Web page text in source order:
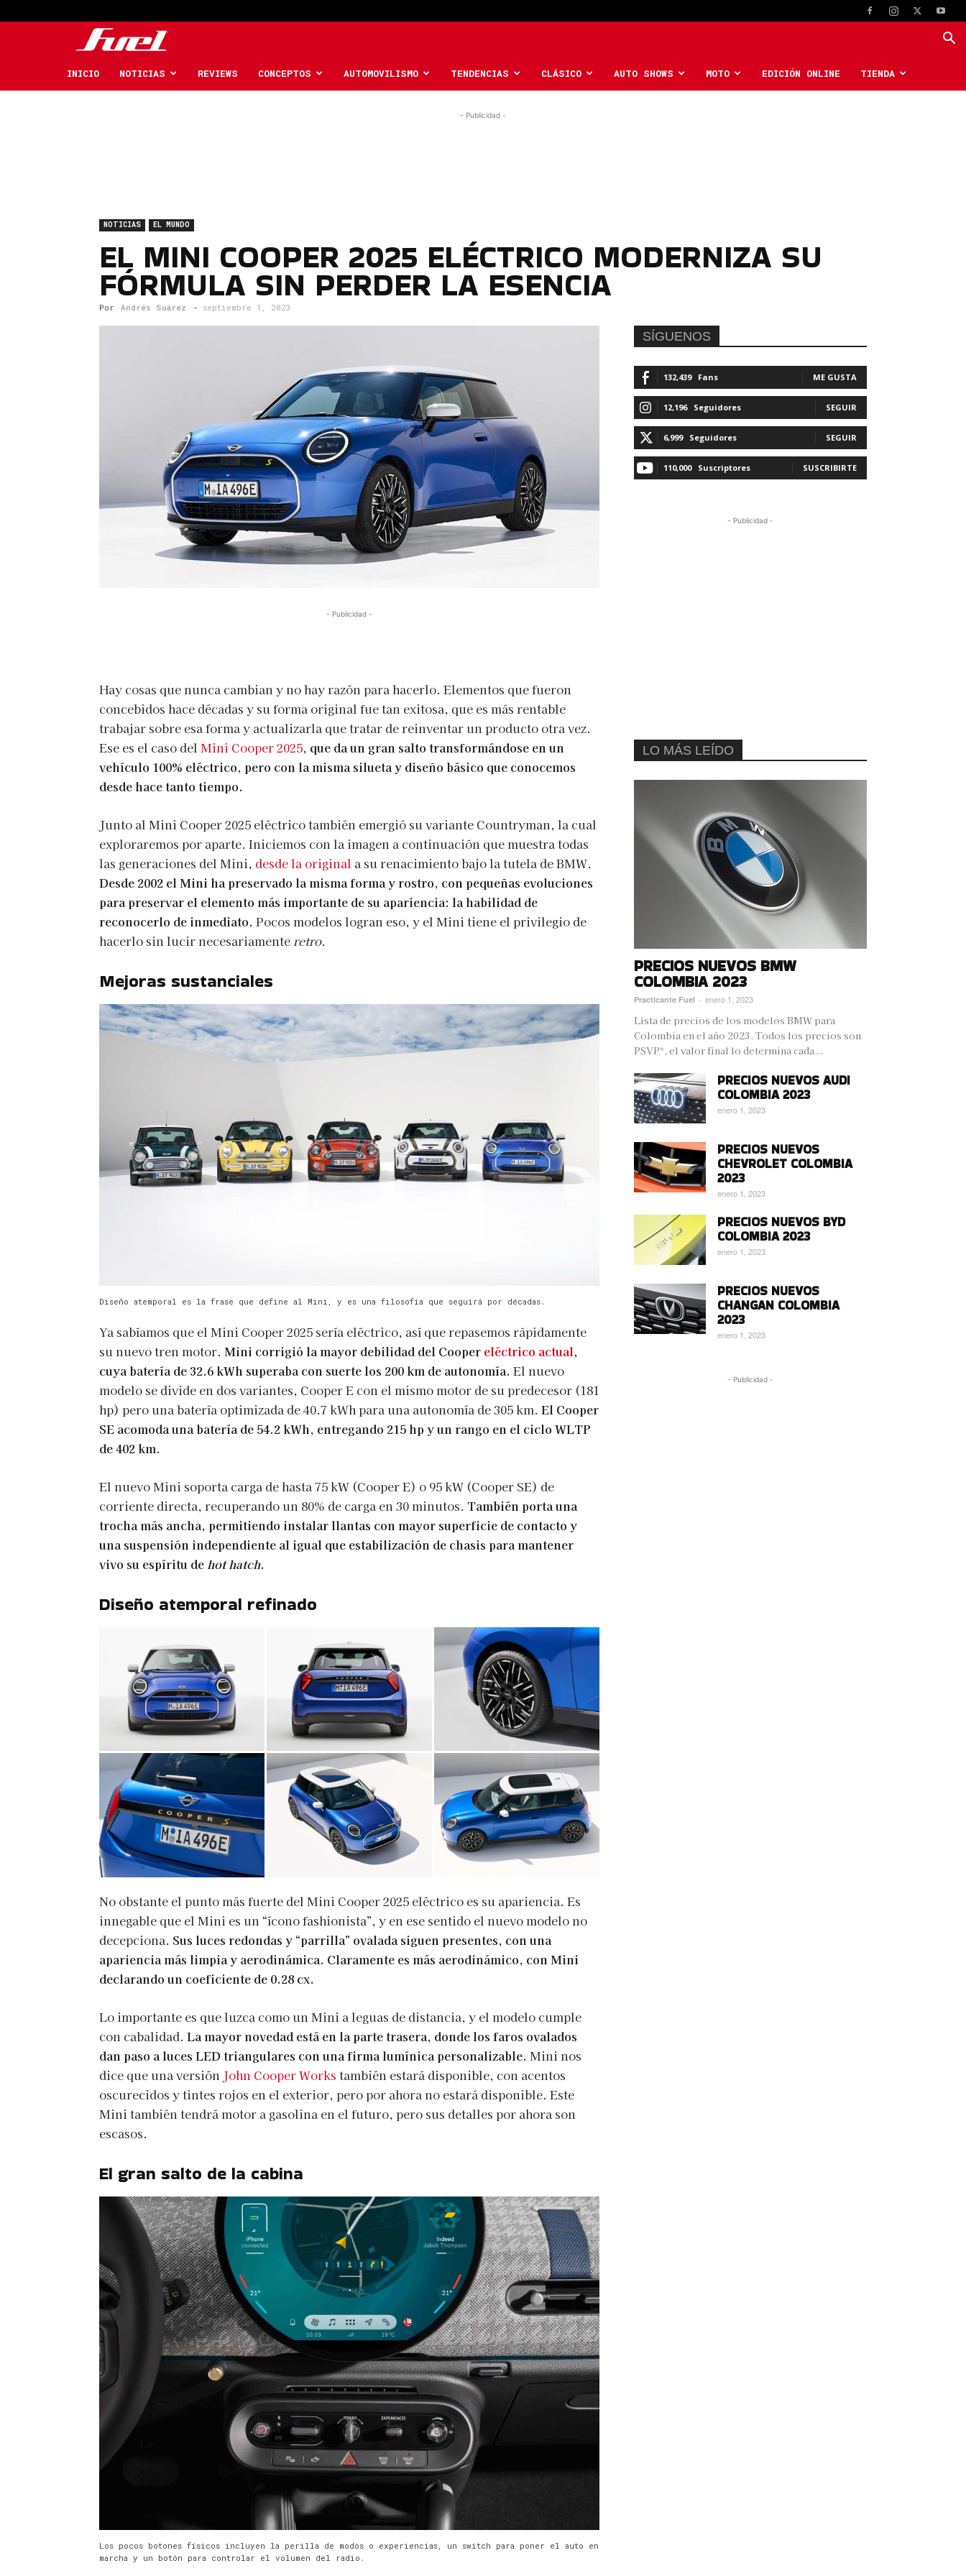
Car
INICIO NOTICIAS REVIEWS CONCEPTOS AUTOMOVILISMO TENDENCIAS CLÁSICO AUTO SHOWS MOTO EDICIÓN ONLINE TIENDA
- Publicidad -
NOTICIAS EL MUNDO
EL MINI COOPER 2025 ELÉCTRICO MODERNIZA SU
FÓRMULA SIN PERDER LA ESENCIA
Por Andrés Suárez - septiembre 1, 2023
- Publicidad -
Hay cosas que nunca cambian y no hay razón para hacerlo. Elementos que fueron
concebidos hace décadas y su forma original fue tan exitosa, que es más rentable
trabajar sobre esa forma y actualizarla que tratar de reinventar un producto otra vez.
Ese es el caso del Mini Cooper 2025, que da un gran salto transformándose en un
vehículo 100% eléctrico, pero con la misma silueta y diseño básico que conocemos
desde hace tanto tiempo.
Junto al Mini Cooper 2025 eléctrico también emergió su variante Countryman, la cual
exploraremos por aparte. Iniciemos con la imagen a continuación que muestra todas
las generaciones del Mini, desde la original a su renacimiento bajo la tutela de BMW.
Desde 2002 el Mini ha preservado la misma forma y rostro, con pequeñas evoluciones
para preservar el elemento más importante de su apariencia: la habilidad de
reconocerlo de inmediato. Pocos modelos logran eso, y el Mini tiene el privilegio de
hacerlo sin lucir necesariamenteretro.
Mejoras sustanciales
Diseño atemporal es la frase que define al Mini, y es una filosofía que seguirá por décadas.
Ya sabíamos que el Mini Cooper 2025 sería eléctrico, así que repasemos rápidamente
su nuevo tren motor. Mini corrigió la mayor debilidad del Cooper eléctrico actual,
cuya batería de 32.6 kWh superaba con suerte los 200 km de autonomía. El nuevo
modelo se divide en dos variantes, Cooper E con el mismo motor de su predecesor (181
hp) pero una batería optimizada de 40.7 kWh para una autonomía de 305 km. El Cooper
SE acomoda una batería de 54.2 kWh, entregando 215 hp y un rango en el ciclo WLTP
de 402 km.
El nuevo Mini soporta carga de hasta 75 kW (Cooper E) o 95 kW (Cooper SE) de
corriente directa, recuperando un 80% de carga en 30 minutos. También porta una
trocha más ancha, permitiendo instalar llantas con mayor superficie de contacto y
una suspensión independiente al igual que estabilización de chasis para mantener
vivo su espíritu de hot hatch.
Diseño atemporal refinado
No obstante el punto más fuerte del Mini Cooper 2025 eléctrico es su apariencia. Es
innegable que el Mini es un “ícono fashionista”, y en ese sentido el nuevo modelo no
decepciona. Sus luces redondas y “parrilla” ovalada siguen presentes, con una
apariencia más limpia y aerodinámica. Claramente es más aerodinámico, con Mini
declarando un coeficiente de 0.28 cx.
Lo importante es que luzca como un Mini a leguas de distancia, y el modelo cumple
con cabalidad. La mayor novedad está en la parte trasera, donde los faros ovalados
dan paso a luces LED triangulares con una firma lumínica personalizable. Mini nos
dice que una versión John Cooper Works también estará disponible, con acentos
oscurecidos y tintes rojos en el exterior, pero por ahora no estará disponible. Este
Mini también tendrá motor a gasolina en el futuro, pero sus detalles por ahora son
escasos.
El gran salto de la cabina
Los pocos botones físicos incluyen la perilla de modos o experiencias, un switch para poner el auto en
marcha y un botón para controlar el volumen del radio.
SÍGUENOS
132,439 Fans ME GUSTA
12,196 Seguidores SEGUIR
6,999 Seguidores SEGUIR
110,000 Suscriptores SUSCRIBIRTE
- Publicidad -
LO MÁS LEÍDO
PRECIOS NUEVOS BMW
COLOMBIA 2023
Practicante Fuel - enero 1, 2023
Lista de precios de los modelos BMW para
Colombia en el año 2023. Todos los precios son
PSVP*, el valor final lo determina cada...
PRECIOS NUEVOS AUDI
COLOMBIA 2023
enero 1, 2023
PRECIOS NUEVOS
CHEVROLET COLOMBIA
2023
enero 1, 2023
PRECIOS NUEVOS BYD
COLOMBIA 2023
enero 1, 2023
PRECIOS NUEVOS
CHANGAN COLOMBIA
2023
enero 1, 2023
- Publicidad -